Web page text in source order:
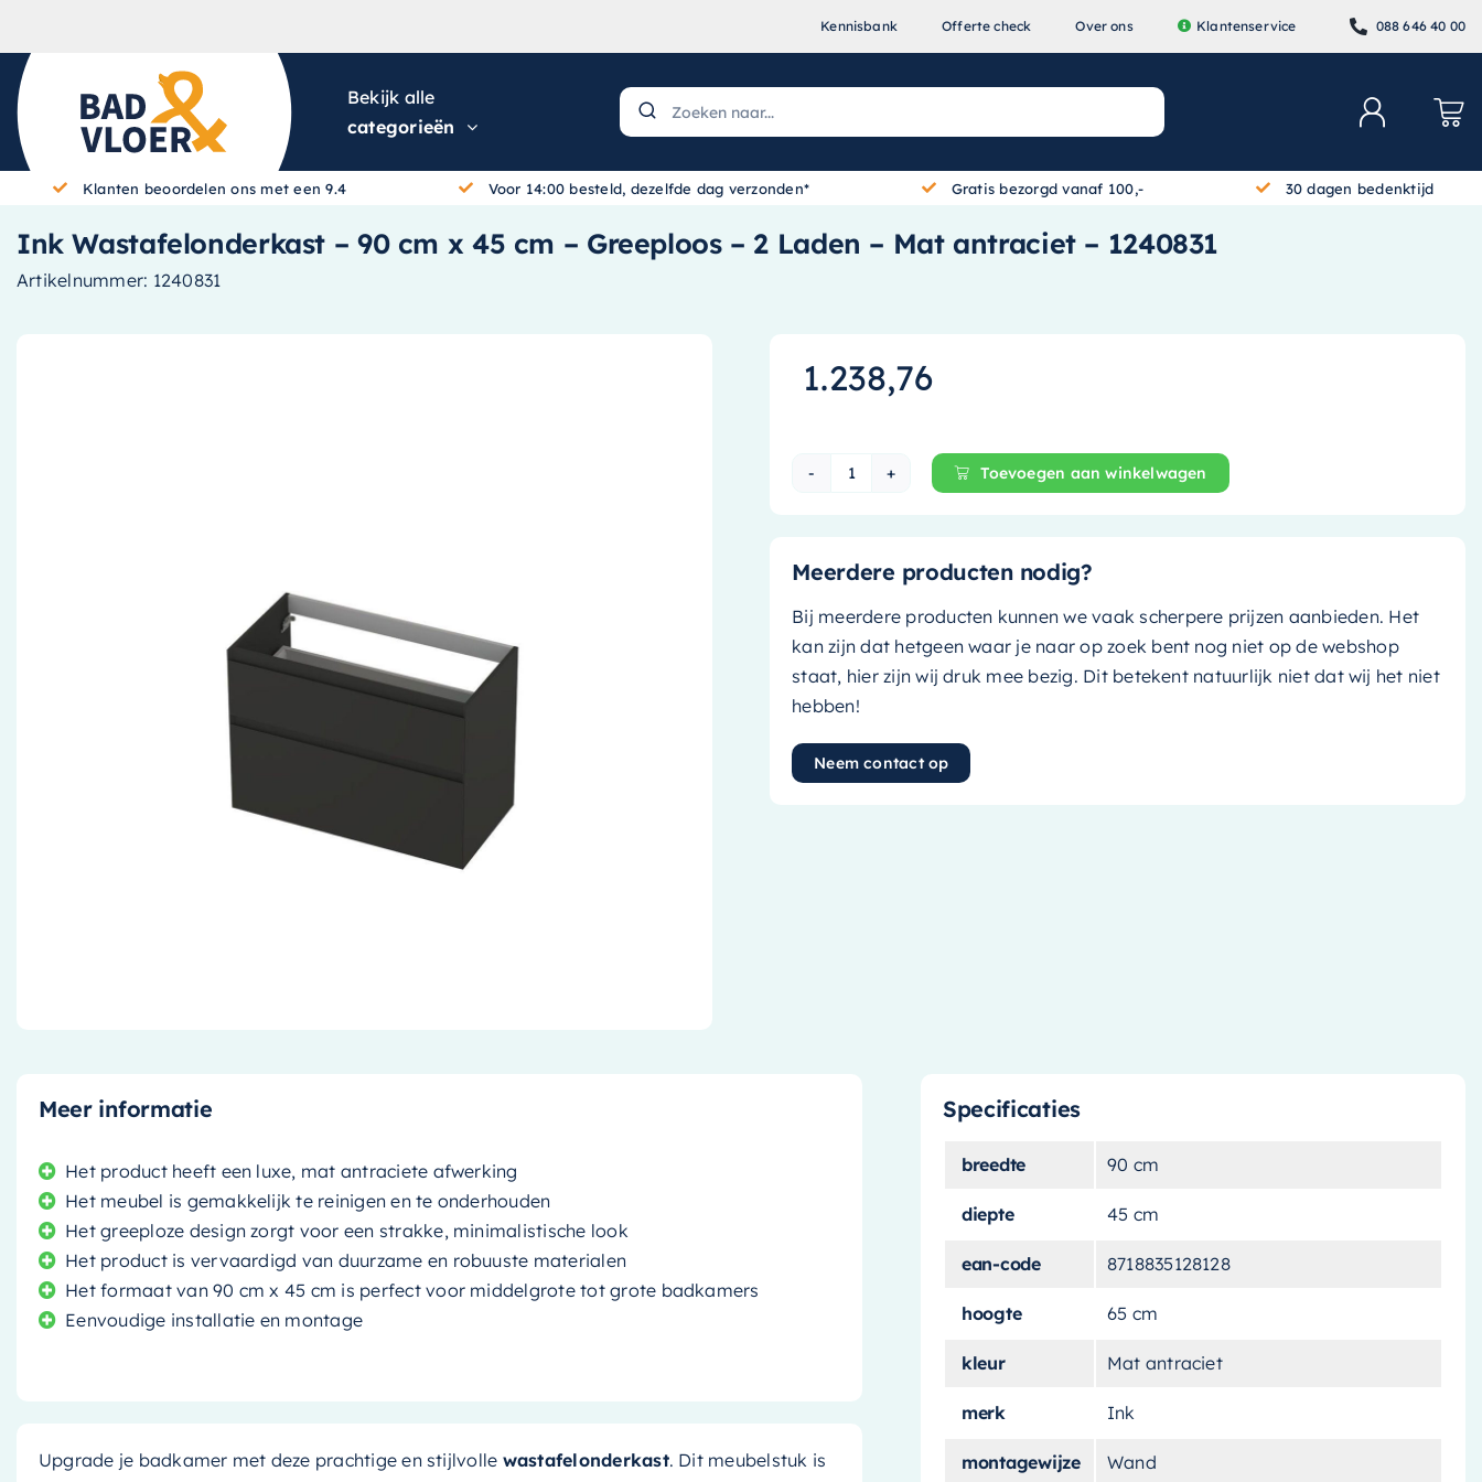
Kennisbank Offerte check Over ons Klantenservice 088 646 40 00
Bekijk alle
categorieën
Klanten beoordelen ons met een 9.4 Voor 14:00 besteld, dezelfde dag verzonden* Gratis bezorgd vanaf 100,- 30 dagen bedenktijd
Ink Wastafelonderkast – 90 cm x 45 cm – Greeploos – 2 Laden – Mat antraciet – 1240831
Artikelnummer: 1240831
1.238,76
Ink Wastafelonderkast - 90 cm x 45 cm - Greeploos - 2 Laden - Mat
Toevoegen aan winkelwagen
Meerdere producten nodig?
Bij meerdere producten kunnen we vaak scherpere prijzen aanbieden. Het
kan zijn dat hetgeen waar je naar op zoek bent nog niet op de webshop
staat, hier zijn wij druk mee bezig. Dit betekent natuurlijk niet dat wij het niet
hebben!
Neem contact op
Meer informatie
Het product heeft een luxe, mat antraciete afwerking
Het meubel is gemakkelijk te reinigen en te onderhouden
Het greeploze design zorgt voor een strakke, minimalistische look
Het product is vervaardigd van duurzame en robuuste materialen
Het formaat van 90 cm x 45 cm is perfect voor middelgrote tot grote badkamers
Eenvoudige installatie en montage
Upgrade je badkamer met deze prachtige en stijlvolle wastafelonderkast. Dit meubelstuk is
Specificaties
breedte 90 cm
diepte 45 cm
ean-code 8718835128128
hoogte 65 cm
kleur Mat antraciet
merk Ink
montagewijze Wand